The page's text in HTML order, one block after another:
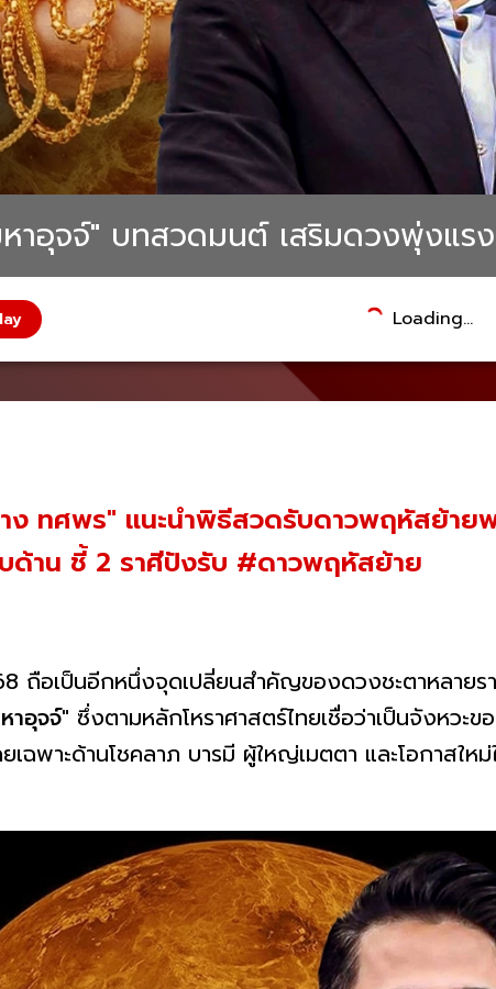
อุจจ์" บทสวดมนต์ เสริมดวงพุ่งแร
Loading...
ง ทศพร" แนะนำพิธีสวดรับดาวพฤหัสย้าย
ด้าน ชี้ 2 ราศีปังรับ #ดาวพฤหัสย้าย
ถือเป็นอีกหนึ่งจุดเปลี่ยนสำคัญของดวงชะตาหลายร
าอุจจ์" ซึ่งตามหลักโหราศาสตร์ไทยเชื่อว่าเป็นจังหวะ
ฉพาะด้านโชคลาภ บารมี ผู้ใหญ่เมตตา และโอกาสให